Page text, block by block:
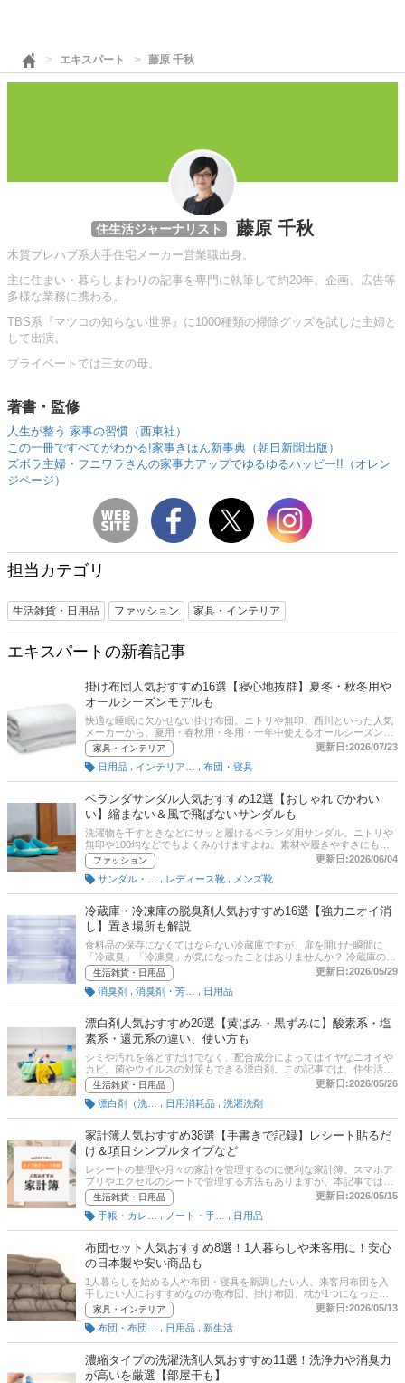
エキスパート 藤原 千秋
住生活ジャーナリスト 藤原 千秋
木質プレハブ系大手住宅メーカー営業職出身。
主に住まい・暮らしまわりの記事を専門に執筆して約20年。企画、広告等
多様な業務に携わる。
TBS系『マツコの知らない世界』に1000種類の掃除グッズを試した主婦と
して出演。
プライベートでは三女の母。
著書・監修
人生が整う 家事の習慣（西東社）
この一冊ですべてがわかる!家事きほん新事典（朝日新聞出版）
ズボラ主婦・フニワラさんの家事力アップでゆるゆるハッピー!!（オレン
ジページ）
担当カテゴリ
生活雑貨・日用品 ファッション 家具・インテリア
エキスパートの新着記事
掛け布団人気おすすめ16選【寝心地抜群】夏冬・秋冬用や
オールシーズンモデルも
快適な睡眠に欠かせない掛け布団。ニトリや無印、西川といった人気
メーカーから、夏用・春秋用・冬用・一年中使えるオールシーズン用
など季節に応じた商品が発売されています。またコットンや羽毛（ダ
ウン）、羊毛、ポリエステルなど素材もさまざま。そこでここでは、
掛け布団の選び方とおすすめ商品を紹介します。自宅の洗濯機で洗え
る商品や高級羽毛布団、ひんやりタイプなどもピックアップ。後半に
は、比較一覧表や通販サイトの最新人気ランキングもあるので、売れ
筋や口コミとあわせてチェックしてみてください。
家具・インテリア
更新日:2026/07/23
日用品
布団・寝具
ベランダサンダル人気おすすめ12選【おしゃれでかわい
い】縮まない＆風で飛ばないサンダルも
洗濯物を干すときなどにサッと履けるベランダ用サンダル。ニトリや
無印や100均などでもよくみかけますよね。素材や履きやすさにも違
いがあるので、選ぶのに迷ってしまうかたもいるのではないでしょう
か。本記事では、ベランダ用サンダルをどれにしようか迷っている人
にもわかりやすい選び方と縮まない素材や熱くならない素材などご紹
介。記事の後半にはAmazonや楽天など通販サイトの最新人気ランキ
ングも載せていますので、売れ筋や口コミもあわせてチェックしてみ
てください。
ファッション
更新日:2026/06/04
レディース靴 メンズ靴
冷蔵庫・冷凍庫の脱臭剤人気おすすめ16選【強力ニオイ消
し】置き場所も解説
食料品の保存になくてはならない冷蔵庫ですが、扉を開けた瞬間に
「冷蔵臭」「冷凍臭」が気になったことはありませんか？ 冷蔵庫のニ
オイ消しには、専用の脱臭剤が有効です。この記事では、冷蔵庫・冷
凍庫向け脱臭剤の選び方とおすすめ商品をご紹介します。キムコやノ
ンスメルなどの人気商品を厳選しているほか、実際に脱臭剤を使って
いるユーザーの買ってよかったイチオシ商品も紹介しています。記事
後半では、Amazonや楽天市場など通販サイトの人気売れ筋ランキン
グ、冷蔵庫内で脱臭剤をどこに置くのがいいかなど、効果的な使い方
も解説しています。ぜひ最後まで参考にしてくださいね。
生活雑貨・日用品
更新日:2026/05/29
消臭剤
日用品
漂白剤人気おすすめ20選【黄ばみ・黒ずみに】酸素系・塩
素系・還元系の違い、使い方も
シミや汚れを落とすだけでなく、配合成分によってはイヤなニオイや
カビ、菌やウイルスの対策もできる漂白剤。この記事では、住生活ジ
ャーナリストの藤原 千秋さんと編集部による漂白剤の選び方とおすす
めの漂白剤を紹介します！ 「酸素系・塩素系・還元系」などそれぞれ
のメリットとデメリットやかしこい使い方もご紹介。漂白剤の種類に
よって落とせる汚れが異なります。記事後半では、amazonなど通販
サイトの最新人気ランキングのリンクがあるので、売れ筋や口コミも
ぜひ参考にしてください。
生活雑貨・日用品
更新日:2026/05/26
日用消耗品 洗濯洗剤
家計簿人気おすすめ38選【手書きで記録】レシート貼るだ
け＆項目シンプルタイプなど
レシートの整理や月々の家計を管理するのに便利な家計簿。スマホア
プリやエクセルのシートで管理する方法もありますが、本記事では手
書き家計簿の選び方とおすすめ商品を紹介。レシートを貼るだけのタ
イプや項目がシンプルで継続しやすいタイプなど数多くの商品から厳
選しました。家計簿が続かない、効果が見えにくい、分類に困るとい
った人に向けて家計簿をつけるコツも紹介していきます。また、記事
後半には各通販サイトにおける最新人気ランキングのリンクも掲載。
売れ筋や口コミも合わせてチェックしてみてくださいね。
生活雑貨・日用品
更新日:2026/05/15
日用品
布団セット人気おすすめ8選！1人暮らしや来客用に！安心
の日本製や安い商品も
1人暮らしを始める人や布団・寝具を新調したい人、来客用布団を入
手したい人におすすめなのが敷布団、掛け布団、枕が1つになったセ
ット。この記事では、布団セットの選び方とおすすめ商品をご紹介。
安心の日本製やコンパクトで安い商品、西川やニトリなどの人気メー
カーの商品など幅広くセレクトしました。シングルやセミダブルなど
サイズ展開も豊富な商品がたくさんあります。ぜひ、布団セット選び
の参考にしてくださいね。後半には、比較一覧表や通販サイトの最新
人気ランキングもあるので、売れ筋や口コミとあわせてチェックして
みてください。
家具・インテリア
更新日:2026/05/13
日用品 新生活
濃縮タイプの洗濯洗剤人気おすすめ11選！洗浄力や消臭力
が高いを厳選【部屋干も】